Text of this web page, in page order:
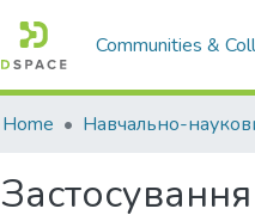
Communities &
Home